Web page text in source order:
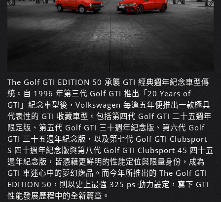
The Golf GTI EDITION 50 承襲 GTI 經典週年紀念車型傳
統。自 1996 年第三代 Golf GTI 推出「20 Years of
GTI」紀念車型後，Volkswagen 每逢五年便推出一款極具
代表性的 GTI 收藏車型。包括第四代 Golf GTI 二十五週年
限定版、第五代 Golf GTI 三十週年紀念版、第六代 Golf
GTI 三十五週年紀念版，以及第七代 Golf GTI Clubsport
S 四十週年紀念版與第八代 Golf GTI Clubsport 45 四十五
週年紀念版，皆憑藉更鮮明的性能定位與限量身份，成為
GTI 車迷心中的夢幻逸品。而今年所推出的 The Golf GTI
EDITION 50，則以史上最強 325 ps 動力設定，寫下 GTI
性能發展歷程中的全新篇章。